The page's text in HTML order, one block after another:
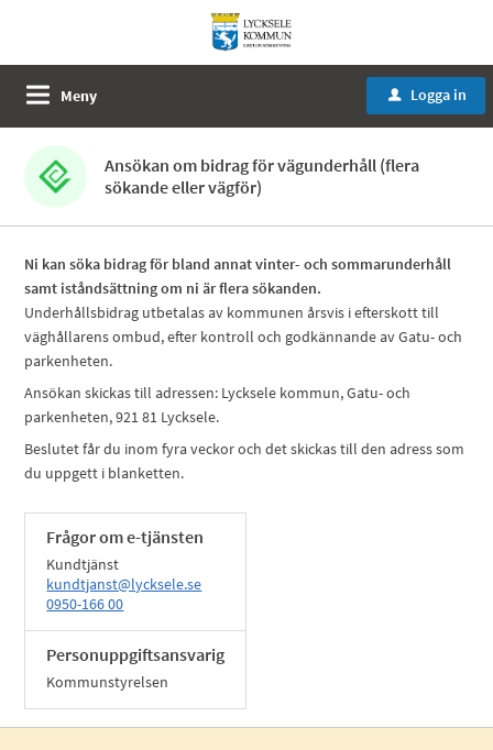
Meny u Logga in
Ansökan om bidrag för vägunderhåll (flera
sökande eller vägför)
Ni kan söka bidrag för bland annat vinter- och sommarunderhåll
samt iståndsättning om ni är flera sökanden.
Underhållsbidrag utbetalas av kommunen årsvis i efterskott till
väghållarens ombud, efter kontroll och godkännande av Gatu- och
parkenheten.
Ansökan skickas till adressen: Lycksele kommun, Gatu- och
parkenheten, 921 81 Lycksele.
Beslutet får du inom fyra veckor och det skickas till den adress som
du uppgett i blanketten.
Frågor om e-tjänsten
Kundtjänst
kundtjanst@lycksele.se
0950-166 00
Personuppgiftsansvarig
Kommunstyrelsen